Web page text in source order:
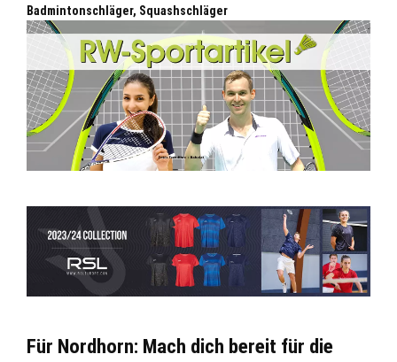
Badmintonschläger, Squashschläger
Für Nordhorn: Mach dich bereit für die